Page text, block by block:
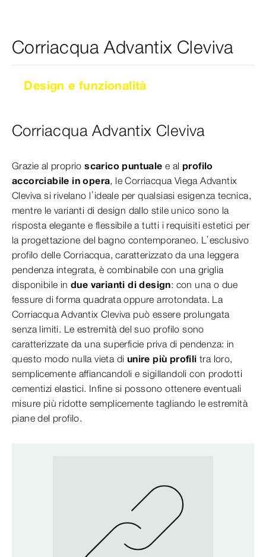
Corriacqua Advantix Cleviva
Design e funzionalità
Corriacqua Advantix Cleviva
Grazie al proprioscarico puntuale e alprofilo
accorciabile in opera, le Corriacqua Viega Advantix
Cleviva si rivelano l’ideale per qualsiasi esigenza tecnica,
mentre le varianti di design dallo stile unico sono la
risposta elegante e flessibile a tutti i requisiti estetici per
la progettazione del bagno contemporaneo. L’esclusivo
profilo delle Corriacqua, caratterizzato da una leggera
pendenza integrata, è combinabile con una griglia
disponibile indue varianti di design: con una o due
fessure di forma quadrata oppure arrotondata. La
Corriacqua Advantix Cleviva può essere prolungata
senza limiti. Le estremità del suo profilo sono
caratterizzate da una superficie priva di pendenza: in
questo modo nulla vieta di unire più profili tra loro,
semplicemente affiancandoli e sigillandoli con prodotti
cementizi elastici. Infine si possono ottenere eventuali
misure più ridotte semplicemente tagliando le estremità
piane del profilo.